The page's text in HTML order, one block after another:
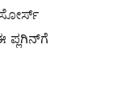
ಸೋರ್ಸ್
ಪ್ಲಗಿನ್‌ಗೆ